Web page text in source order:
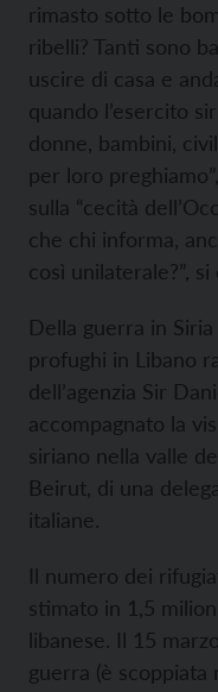
rimasto sotto le
ribelli? Tanti sono
uscire di casa e
quando l’esercito
donne, bambini,
per loro
sulla “cecità
che chi informa,
così unilaterale?”,
Della guerra in
profughi in Libano
dell’agenzia Sir
accompagnato la
siriano nella valle
Beirut, di una
italiane.
Il numero dei
stimato in 1,5
libanese. Il 15
guerra (è scoppiata